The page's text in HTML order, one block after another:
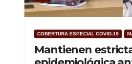
COBERTURA ESPECIAL COVID-19
Mantienen